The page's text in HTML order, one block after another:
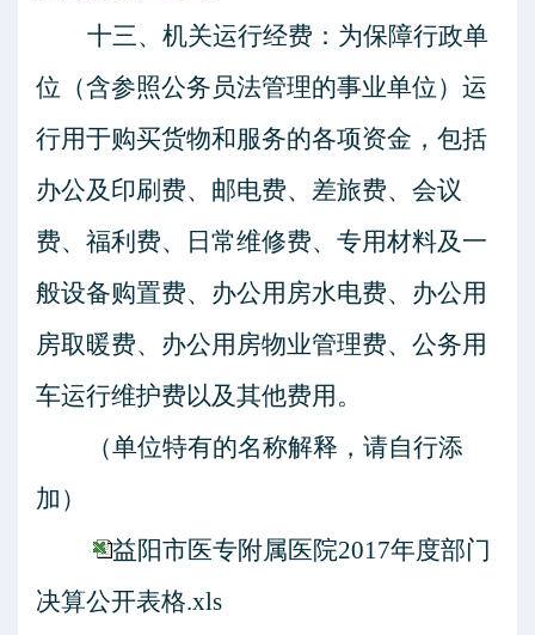
十三、机关运行经费：为保障行政单
位（含参照公务员法管理的事业单位）运
行用于购买货物和服务的各项资金，包括
办公及印刷费、邮电费、差旅费、会议
费、福利费、日常维修费、专用材料及一
般设备购置费、办公用房水电费、办公用
房取暖费、办公用房物业管理费、公务用
车运行维护费以及其他费用。
（单位特有的名称解释，请自行添
加）
益阳市医专附属医院2017年度部门
决算公开表格.xls